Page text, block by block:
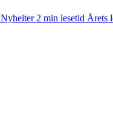
Nyheiter 2 min lesetid Årets